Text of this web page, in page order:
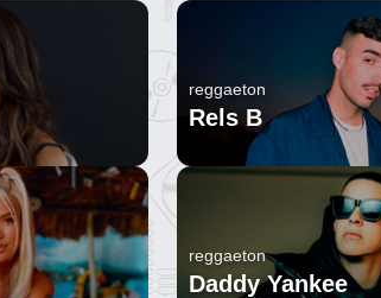
reggaeton
Rels B
reggaeton
Daddy Yankee